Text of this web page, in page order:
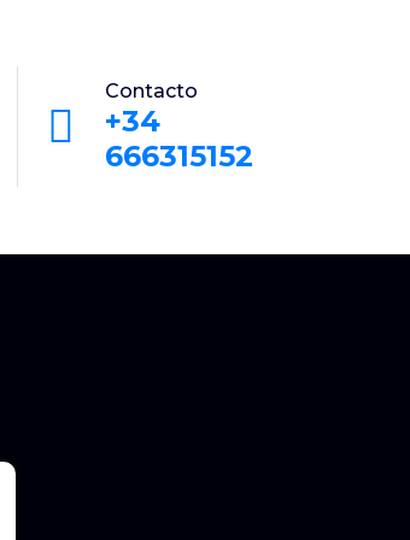
Contacto
+34
666315152